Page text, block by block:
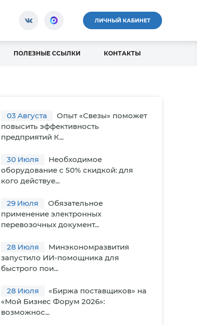
ЛИЧНЫЙ КАБИНЕТ
ПОЛЕЗНЫЕ ССЫЛКИ КОНТАКТЫ
03 Августа
Опыт «Свезы» поможет
повысить эффективность
предприятий К...
30 Июля
Необходимое
оборудование с 50% скидкой: для
кого действуе...
29 Июля
Обязательное
применение электронных
перевозочных документ...
28 Июля
Минэкономразвития
запустило ИИ-помощника для
быстрого пои...
28 Июля
«Биржа поставщиков» на
«Мой Бизнес Форум 2026»:
возможнос...